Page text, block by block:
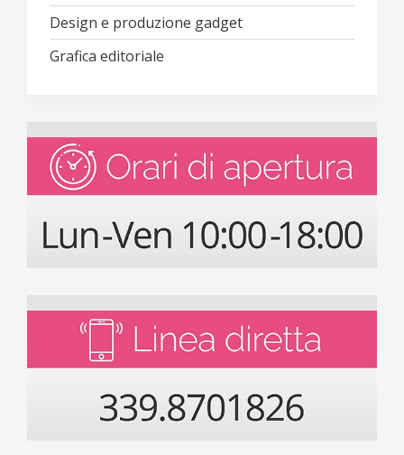
Design e produzione gadget
Grafica editoriale